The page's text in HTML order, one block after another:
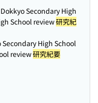
Secondary High
School review研究紀
Secondary High School
review研究紀要